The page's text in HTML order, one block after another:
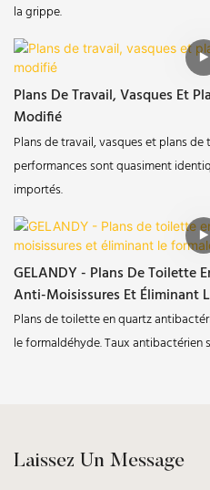
la grippe.
Plans De Travail, Vasques Et
Modifié
Plans de travail, vasques et plans
performances sont quasiment
importés.
GELANDY - Plans De Toilette
Anti-Moisissures Et Éliminant
Plans de toilette en quartz
le formaldéhyde. Taux antibactérien
Laissez Un Message